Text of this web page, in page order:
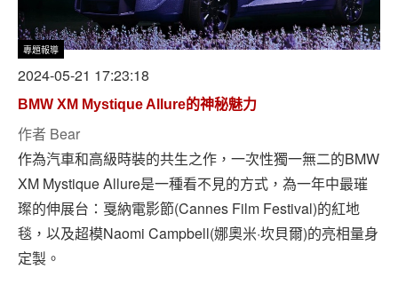
人車軼事
試車報導
專題報導
車型比拼
兩輪世界
專題報導
2024-05-21 17:23:18
BMW XM Mystique Allure的神秘魅力
作者 Bear
作為汽車和高級時裝的共生之作，一次性獨一無二的BMW
XM Mystique Allure是一種看不見的方式，為一年中最璀
璨的伸展台：戛納電影節(Cannes Film Festival)的紅地
毯，以及超模Naomi Campbell(娜奧米·坎貝爾)的亮相量身
定製。